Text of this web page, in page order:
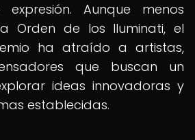
Aunque menos
Orden de los Iluminati, el
ha atraído a artistas,
que buscan un
ideas innovadoras y
establecidas.